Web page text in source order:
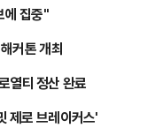
에 집중"
커톤 개최
열티 정산 완료
제로 브레이커스'